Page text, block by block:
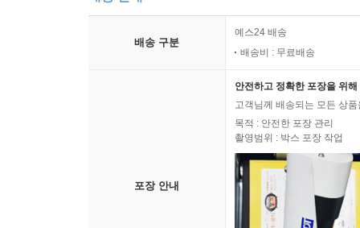
배송 구분
예스24 배송
배송비 : 무료배송
포장 안내
안전하고 정확한 포장을 위
고객님께 배송되는 모든 상
목적 : 안전한 포장 관리
촬영범위 : 박스 포장 작업